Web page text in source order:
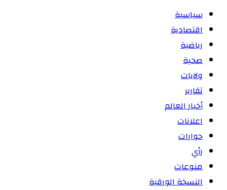
سياسية
اقتصادية
رياضية
صحية
ولايات
تقارير
أخبار العالم
اعلانات
حوارات
رأي
منوعات
النسخة الورقية